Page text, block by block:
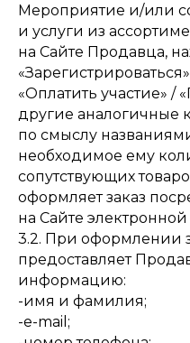
Мероприятие и/или
и услуги из
на Сайте Продавца,
«Оплатить участие» /
другие аналогичные
по смыслу
необходимое ему
сопутствующих
оформляет заказ
на Сайте
3.2. При оформлении
предоставляет
информацию:
-имя и фамилия;
-e-mail;